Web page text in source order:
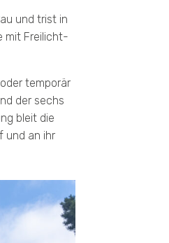
und trist in
mit Freilicht-
temporär
der sechs
bleit die
und an ihr